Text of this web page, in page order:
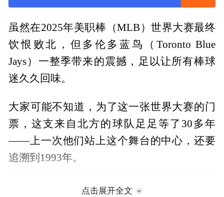
虽然在2025年美职棒（MLB）世界大赛最终
饮恨败北，但多伦多蓝鸟（Toronto Blue
Jays）一整季带来的震撼，足以让所有棒球
迷久久回味。
大家可能不知道，为了这一张世界大赛的门
票，这支来自北方的球队足足等了30多年
——上一次他们站上这个舞台的中心，还要
追溯到1993年。
点击展开全文